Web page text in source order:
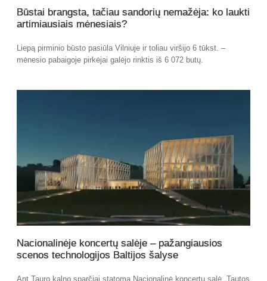
Būstai brangsta, tačiau sandorių nemažėja: ko laukti
artimiausiais mėnesiais?
Liepą pirminio būsto pasiūla Vilniuje ir toliau viršijo 6 tūkst. –
mėnesio pabaigoje pirkėjai galėjo rinktis iš 6 072 butų.
Nacionalinėje koncertų salėje – pažangiausios
scenos technologijos Baltijos šalyse
Ant Tauro kalno sparčiai statoma Nacionalinė koncertų salė „Tautos